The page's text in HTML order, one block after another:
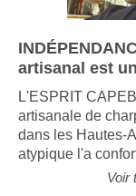
artisanal est
L'ESPRIT
artisanale de
dans les Hautes-
atypique l'a
Voir